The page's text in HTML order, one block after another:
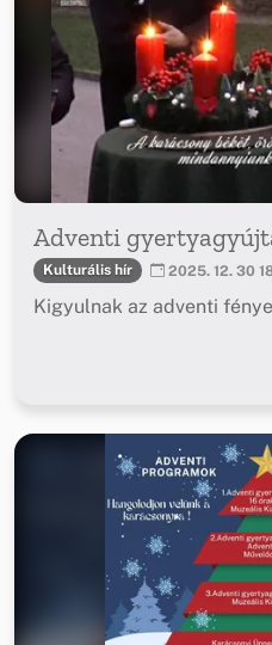
Adventi
Kulturális hír 2025. 12. 30
Kigyulnak az adventi